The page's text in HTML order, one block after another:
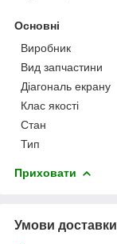
Основні
Виробник
Вид запчастини
Діагональ екрану
Клас якості
Стан
Тип
Приховати
Умови доставки